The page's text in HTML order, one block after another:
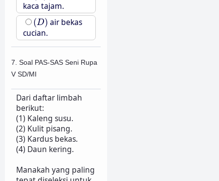
kaca tajam.
(D)
(D) air bekas
cucian.
7. Soal PAS-SAS Seni Rupa
V SD/MI
Dari daftar limbah
berikut:
(1) Kaleng susu.
(2) Kulit pisang.
(3) Kardus bekas.
(4) Daun kering.
Manakah yang paling